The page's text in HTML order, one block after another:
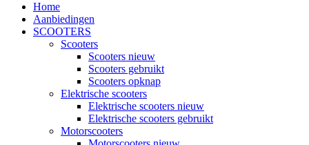
Home
Aanbiedingen
SCOOTERS
Scooters
Scooters nieuw
Scooters gebruikt
Scooters opknap
Elektrische scooters
Elektrische scooters nieuw
Elektrische scooters gebruikt
Motorscooters